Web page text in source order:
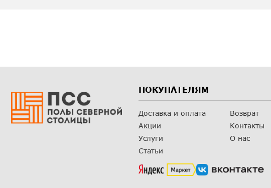
ПОКУПАТЕЛЯМ
Доставка и оплата
Акции
Услуги
Статьи
Возврат
Контакты
О нас